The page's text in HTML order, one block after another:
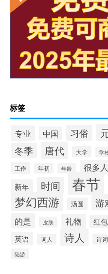
标签
专业 中国 习俗
冬季 唐代 大学 学
工作 年初 年龄 很多人
新年 时间 春节
梦幻西游 汤圆 游
的是 皮肤 礼物 红包
英语 词人 诗人 诗词
陆游